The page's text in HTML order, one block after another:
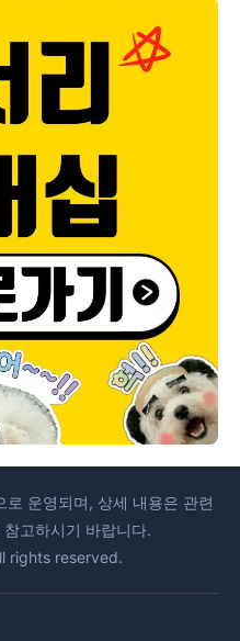
운영되며, 상세 내용은 관련
고하시기 바랍니다.
rights reserved.